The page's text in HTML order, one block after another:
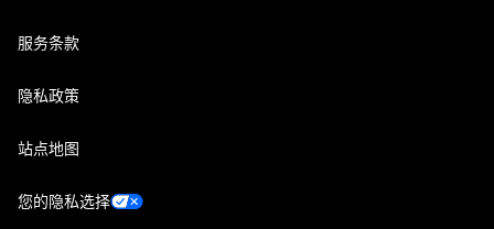
服务条款
隐私政策
站点地图
您的隐私选择